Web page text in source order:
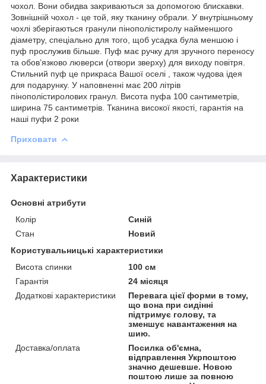
чохол. Вони обидва закриваються за допомогою блискавки.
Зовнішній чохол - це той, яку тканину обрали. У внутрішньому
чохлі зберігаються гранули пінополістиролу найменшого
діаметру, спеціально для того, щоб усадка була меншою і
пуф прослужив більше. Пуф має ручку для зручного переносу
та обов’язково люверси (отвори зверху) для виходу повітря.
Стильний пуф це прикраса Вашої оселі , також чудова ідея
для подарунку. У наповненні має 200 літрів
пінополістиролових гранул. Висота пуфа 100 сантиметрів,
ширина 75 сантиметрів. Тканина високої якості, гарантія на
наші пуфи 2 роки
Приховати
Характеристики
Основні атрибути
Колір
Синій
Стан
Новий
Користувальницькі характеристики
Висота спинки
100 см
Гарантія
24 місяця
Додаткові характеристики
Перевага цієї форми в тому,
що вона при сидінні
підтримує голову, та
зменшує навантаження на
шию.
Доставка/оплата
Посилка об'ємна,
відправлення Укрпоштою
значно дешевше. Новою
поштою лише за повною